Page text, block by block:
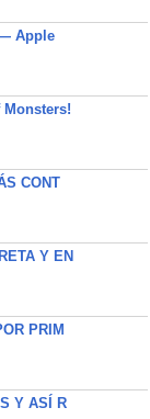
Apple
Monsters!
CONT
Y EN
PRIM
Y ASÍ R